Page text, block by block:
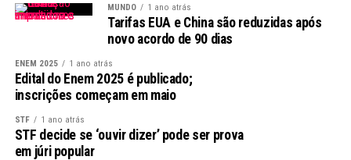
capacidade de atacar, contribuindo com gols
memoráveis. Sua carreira inclui passagens por grandes
clubes, como Real Madrid, e pela Seleção Brasileira, com
a qual conquistou a Copa do Mundo em 2002.
Leia Também: Governo deve adiar
reformas e focar na meta fiscal em
2026
MUNDO 1 ano atrás
Tarifas EUA e China são reduzidas após
novo acordo de 90 dias
ENEM 2025 1 ano atrás
Edital do Enem 2025 é publicado;
inscrições começam em maio
STF 1 ano atrás
STF decide se ‘ouvir dizer’ pode ser prova
em júri popular